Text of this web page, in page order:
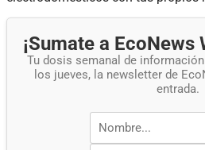
¡Sumate a EcoNews
Tu dosis semanal de
los jueves, la newsletter de
entrada.